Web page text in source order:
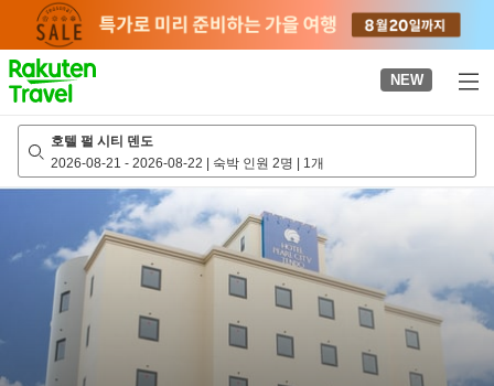
page
NEW
호텔 펄 시티 덴도
2026-08-21 - 2026-08-22 | 숙박 인원 2명 | 1개